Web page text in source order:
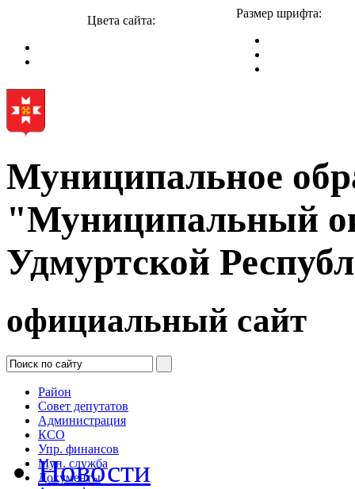
Цвета сайта:
Размер шрифта:
Муниципальное
"Муниципальный
Удмуртской
официальный сайт
Район
Совет депутатов
Администрация
КСО
Упр. финансов
Мун. служба
Документы
Новости